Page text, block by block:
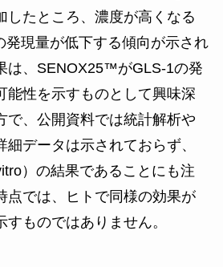
したところ、濃度が高くなる
発現量が低下する傾向が示され
は、SENOX25™がGLS-1の発
能性を示すものとして興味深
、公開資料では統計解析や
データは示されておらず、
）の結果であることにも注
点では、ヒトで同様の効果が
ものではありません。